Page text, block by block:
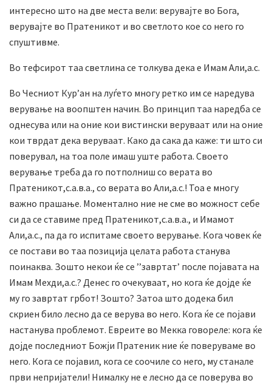
интересно што на две места вели: верувајте во Бога,
верувајте во Пратеникот и во светлото кое со него го
спуштивме.
Во тефсирот таа светлина се толкува дека е Имам Али,а.с.
Во Чесниот Кур’ан на луѓето многу ретко им се наредува
верување на воопштен начин. Во принцип таа наредба се
однесува или на оние кои вистински веруваат или на оние
кои тврдат дека веруваат. Како да сака да каже: ти што си
поверувал, на тоа поле имаш уште работа. Своето
верување треба да го потполниш со верата во
Пратеникот,с.а.в.а., со верата во Али,а.с.! Тоа е многу
важно прашање. Моментално ние не сме во можност себе
си да се ставиме пред Пратеникот,с.а.в.а., и Имамот
Али,а.с., па да го испитаме своето верување. Кога човек ќе
се постави во таа позиција целата работа станува
поинаква. Зошто некои ќе се ’’завртат’ после појавата на
Имам Мехди,а.с.? Денес го очекуваат, но кога ќе дојде ќе
му го завртат грбот! Зошто? Затоа што додека бил
скриен било лесно да се верува во него. Кога ќе се појави
настанува проблемот. Евреите во Мекка говореле: кога ќе
дојде последниот Божји Пратеник ние ќе поверуваме во
него. Кога се појавил, кога се соочиле со него, му станале
први непријатели! Нималку не е лесно да се поверува во